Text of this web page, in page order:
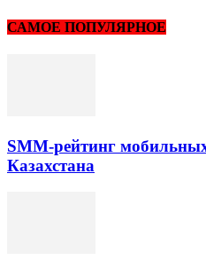
САМОЕ ПОПУЛЯРНОЕ
SMM-рейтинг
Казахстана